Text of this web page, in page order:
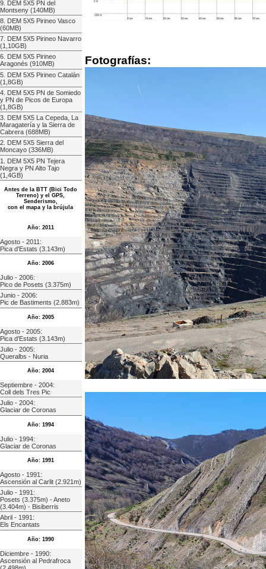
9. DEM 5X5 PN del
Montseny (140MB)
8. DEM 5X5 Pirineo Vasco
(60MB)
7. DEM 5X5 Pirineo Navarro
(1,10GB)
6. DEM 5X5 Pirineo
Aragonés (910MB)
5. DEM 5X5 Pirineo Catalán
(1,8GB)
4. DEM 5X5 PN de Somiedo
y PN de Picos de Europa
(1,8GB)
3. DEM 5X5 La Cepeda, La
Maragatería y la Sierra de
Cabrera (688MB)
2. DEM 5X5 Sierra del
Moncayo (336MB)
1. DEM 5X5 PN Tejera
Negra y PN Alto Tajo
(1,4GB)
Antes de la BTT (Bici Todo
Terreno) y el GPS,
Senderismo,
con el mapa y la brújula
Año: 2011
Agosto - 2011:
Pica d'Estats (3.143m)
Año: 2006
Julio - 2006:
Pico de Posets (3.375m)
Junio - 2006:
Pic de Bastiments (2.883m)
Año: 2005
Agosto - 2005:
Pica d'Estats (3.143m)
Julio - 2005:
Queralbs - Nuria
Año: 2004
Septiembre - 2004:
Coll dels Tres Pic
Julio - 2004:
Glaciar de Coronas
Año: 1994
Julio - 1994:
Glaciar de Coronas
Año: 1991
Agosto - 1991:
Ascensión al Carlit (2.921m)
Julio - 1991:
Posets (3.375m) - Aneto
(3.404m) - Bisiberris
Abril - 1991:
Els Encantats
Año: 1990
Diciembre - 1990:
Ascensión al Pedrafroca
Fotografías: